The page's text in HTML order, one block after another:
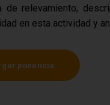
de relevamiento,
en esta actividad y
ponencia